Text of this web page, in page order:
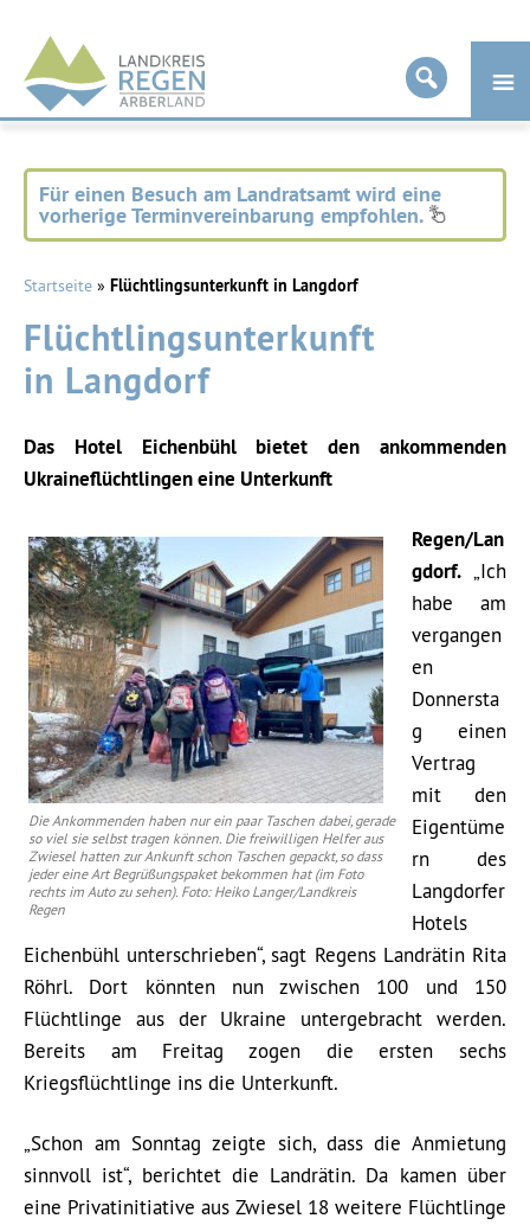
Landkreis
Regen
Für einen Besuch am Landratsamt wird eine
vorherige Terminvereinbarung empfohlen.
Startseite » Flüchtlingsunterkunft in Langdorf
Flüchtlingsunterkunft
in Langdorf
Das Hotel Eichenbühl bietet den ankommenden
Ukraineflüchtlingen eine Unterkunft
Die Ankommenden haben nur ein paar Taschen dabei, gerade
so viel sie selbst tragen können. Die freiwilligen Helfer aus
Zwiesel hatten zur Ankunft schon Taschen gepackt, so dass
jeder eine Art Begrüßungspaket bekommen hat (im Foto
rechts im Auto zu sehen). Foto: Heiko Langer/Landkreis
Regen
Regen/Lan
gdorf. „Ich
habe am
vergangen
en
Donnersta
g einen
Vertrag
mit den
Eigentüme
rn des
Langdorfer
Hotels
Eichenbühl unterschrieben“, sagt Regens Landrätin Rita
Röhrl. Dort könnten nun zwischen 100 und 150
Flüchtlinge aus der Ukraine untergebracht werden.
Bereits am Freitag zogen die ersten sechs
Kriegsflüchtlinge ins die Unterkunft.
„Schon am Sonntag zeigte sich, dass die Anmietung
sinnvoll ist“, berichtet die Landrätin. Da kamen über
eine Privatinitiative aus Zwiesel 18 weitere Flüchtlinge